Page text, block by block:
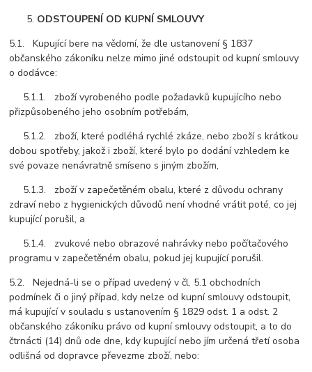
ODSTOUPENÍ OD KUPNÍ SMLOUVY
5.1. Kupující bere na vědomí, že dle ustanovení § 1837
občanského zákoníku nelze mimo jiné odstoupit od kupní smlouvy
o dodávce:
5.1.1. zboží vyrobeného podle požadavků kupujícího nebo
přizpůsobeného jeho osobním potřebám,
5.1.2. zboží, které podléhá rychlé zkáze, nebo zboží s krátkou
dobou spotřeby, jakož i zboží, které bylo po dodání vzhledem ke
své povaze nenávratně smíseno s jiným zbožím,
5.1.3. zboží v zapečetěném obalu, které z důvodu ochrany
zdraví nebo z hygienických důvodů není vhodné vrátit poté, co jej
kupující porušil, a
5.1.4. zvukové nebo obrazové nahrávky nebo počítačového
programu v zapečetěném obalu, pokud jej kupující porušil.
5.2. Nejedná-li se o případ uvedený v čl. 5.1 obchodních
podmínek či o jiný případ, kdy nelze od kupní smlouvy odstoupit,
má kupující v souladu s ustanovením § 1829 odst. 1 a odst. 2
občanského zákoníku právo od kupní smlouvy odstoupit, a to do
čtrnácti (14) dnů ode dne, kdy kupující nebo jím určená třetí osoba
odlišná od dopravce převezme zboží, nebo: